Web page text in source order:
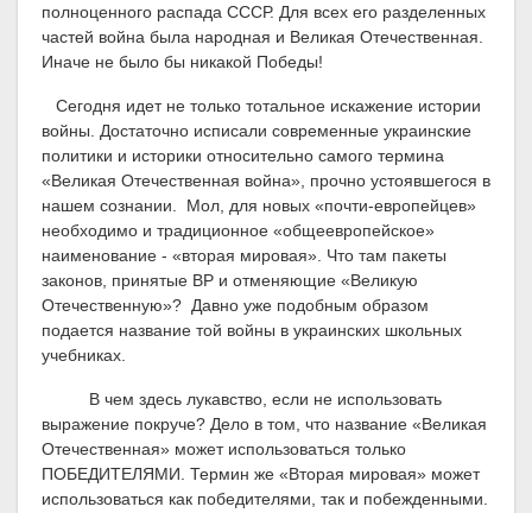
полноценного распада СССР. Для всех его разделенных
частей война была народная и Великая Отечественная.
Иначе не было бы никакой Победы!
Сегодня идет не только тотальное искажение истории
войны. Достаточно исписали современные украинские
политики и историки относительно самого термина
«Великая Отечественная война», прочно устоявшегося в
нашем сознании. Мол, для новых «почти-европейцев»
необходимо и традиционное «общеевропейское»
наименование - «вторая мировая». Что там пакеты
законов, принятые ВР и отменяющие «Великую
Отечественную»? Давно уже подобным образом
подается название той войны в украинских школьных
учебниках.
В чем здесь лукавство, если не использовать
выражение покруче? Дело в том, что название «Великая
Отечественная» может использоваться только
ПОБЕДИТЕЛЯМИ. Термин же «Вторая мировая» может
использоваться как победителями, так и побежденными.